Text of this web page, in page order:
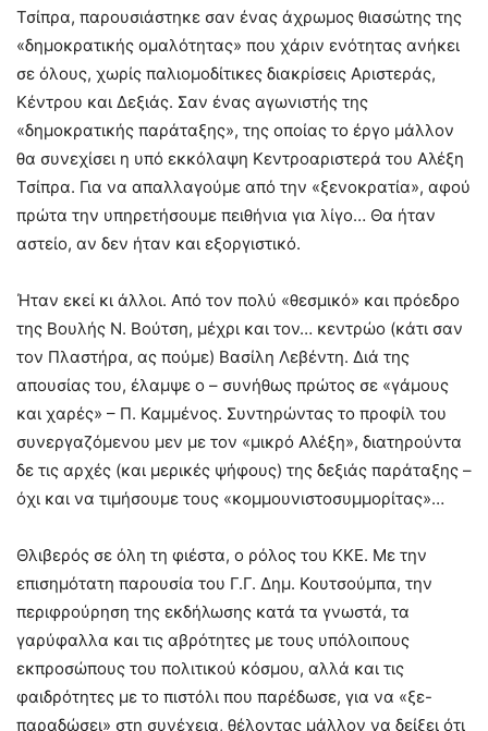
Τσίπρα, παρουσιάστηκε σαν ένας άχρωμος θιασώτης της
«δημοκρατικής ομαλότητας» που χάριν ενότητας ανήκει
σε όλους, χωρίς παλιομοδίτικες διακρίσεις Αριστεράς,
Κέντρου και Δεξιάς. Σαν ένας αγωνιστής της
«δημοκρατικής παράταξης», της οποίας το έργο μάλλον
θα συνεχίσει η υπό εκκόλαψη Κεντροαριστερά του Αλέξη
Τσίπρα. Για να απαλλαγούμε από την «ξενοκρατία», αφού
πρώτα την υπηρετήσουμε πειθήνια για λίγο… Θα ήταν
αστείο, αν δεν ήταν και εξοργιστικό.
Ήταν εκεί κι άλλοι. Από τον πολύ «θεσμικό» και πρόεδρο
της Βουλής Ν. Βούτση, μέχρι και τον… κεντρώο (κάτι σαν
τον Πλαστήρα, ας πούμε) Βασίλη Λεβέντη. Διά της
απουσίας του, έλαμψε ο – συνήθως πρώτος σε «γάμους
και χαρές» – Π. Καμμένος. Συντηρώντας το προφίλ του
συνεργαζόμενου μεν με τον «μικρό Αλέξη», διατηρούντα
δε τις αρχές (και μερικές ψήφους) της δεξιάς παράταξης –
όχι και να τιμήσουμε τους «κομμουνιστοσυμμορίτας»…
Θλιβερός σε όλη τη φιέστα, ο ρόλος του ΚΚΕ. Με την
επισημότατη παρουσία του Γ.Γ. Δημ. Κουτσούμπα, την
περιφρούρηση της εκδήλωσης κατά τα γνωστά, τα
γαρύφαλλα και τις αβρότητες με τους υπόλοιπους
εκπροσώπους του πολιτικού κόσμου, αλλά και τις
φαιδρότητες με το πιστόλι που παρέδωσε, για να «ξε-
παραδώσει» στη συνέχεια, θέλοντας μάλλον να δείξει ότι